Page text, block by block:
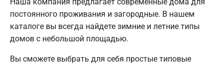
постоянного проживания и загородные. В нашем
каталоге вы всегда найдете зимние и летние типы
домов с небольшой площадью.
Вы сможете выбрать для себя простые типовые